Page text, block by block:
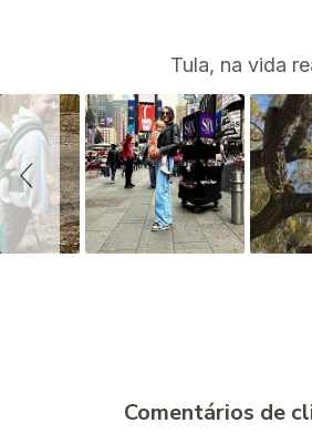
i
d
e
s
h
o
w
Tula, na vida
Comentários de